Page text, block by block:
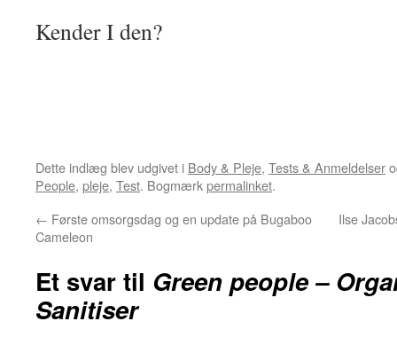
Kender I den?
Dette indlæg blev udgivet i Body & Pleje, Tests & Anmeldelser
People, pleje, Test. Bogmærkpermalinket.
← Første omsorgsdag og en update på Bugaboo
Cameleon
Ilse
Et svar til Green people –
Sanitiser